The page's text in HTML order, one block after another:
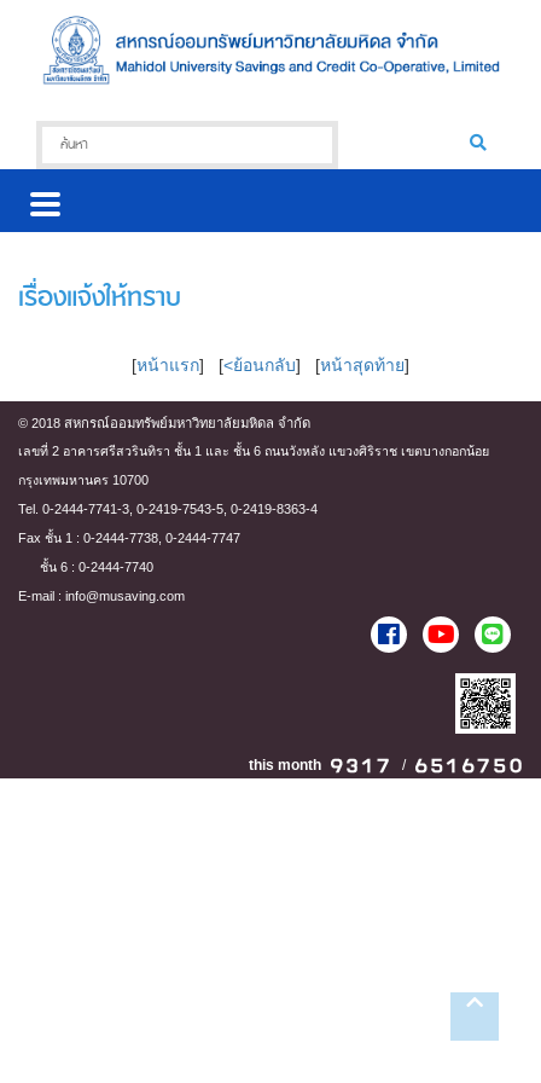
เรื่องแจ้งให้ทราบ
[หน้าแรก] [<ย้อนกลับ] [หน้าสุดท้าย]
© 2018 สหกรณ์ออมทรัพย์มหาวิทยาลัยมหิดล จำกัด
เลขที่ 2 อาคารศรีสวรินทิรา ชั้น 1 และ ชั้น 6 ถนนวังหลัง แขวงศิริราช เขตบางกอกน้อย
กรุงเทพมหานคร 10700
Tel. 0-2444-7741-3, 0-2419-7543-5, 0-2419-8363-4
Fax ชั้น 1 : 0-2444-7738, 0-2444-7747
ชั้น 6 : 0-2444-7740
E-mail : info@musaving.com
this month /